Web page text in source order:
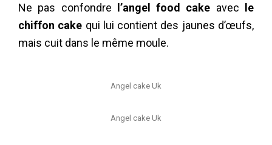
Ne pas confondre l’angel food cake avec le
chiffon cake qui lui contient des jaunes d’œufs,
mais cuit dans le même moule.
Angel cake Uk
Angel cake Uk